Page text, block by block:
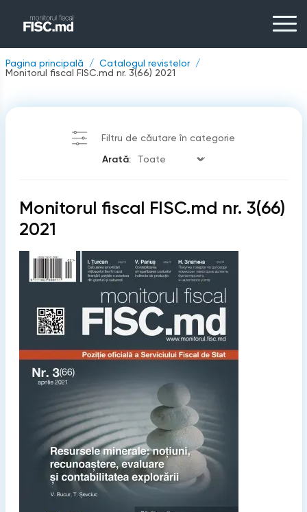
Pagina principală
Catalogul revistelor
Monitorul fiscal FISC.md nr. 3(66) 2021
Filtru de căutare în categorie
Arată:
Monitorul fiscal FISC.md nr. 3(66)
2021